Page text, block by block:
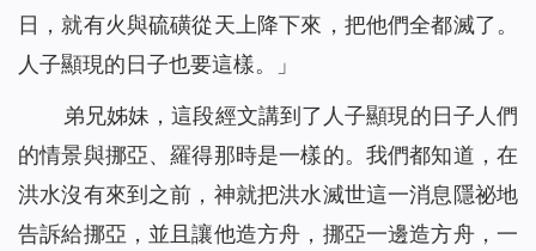
日，就有火與硫磺從天上降下來，把他們全都滅了。
人子顯現的日子也要這樣。
」
弟兄姊妹，這段經文講到了人子顯現的日子人們
的情景與挪亞、羅得那時是一樣的。我們都知道，在
洪水沒有來到之前，神就把洪水滅世這一消息隱祕地
告訴給挪亞，並且讓他造方舟，挪亞一邊造方舟，一